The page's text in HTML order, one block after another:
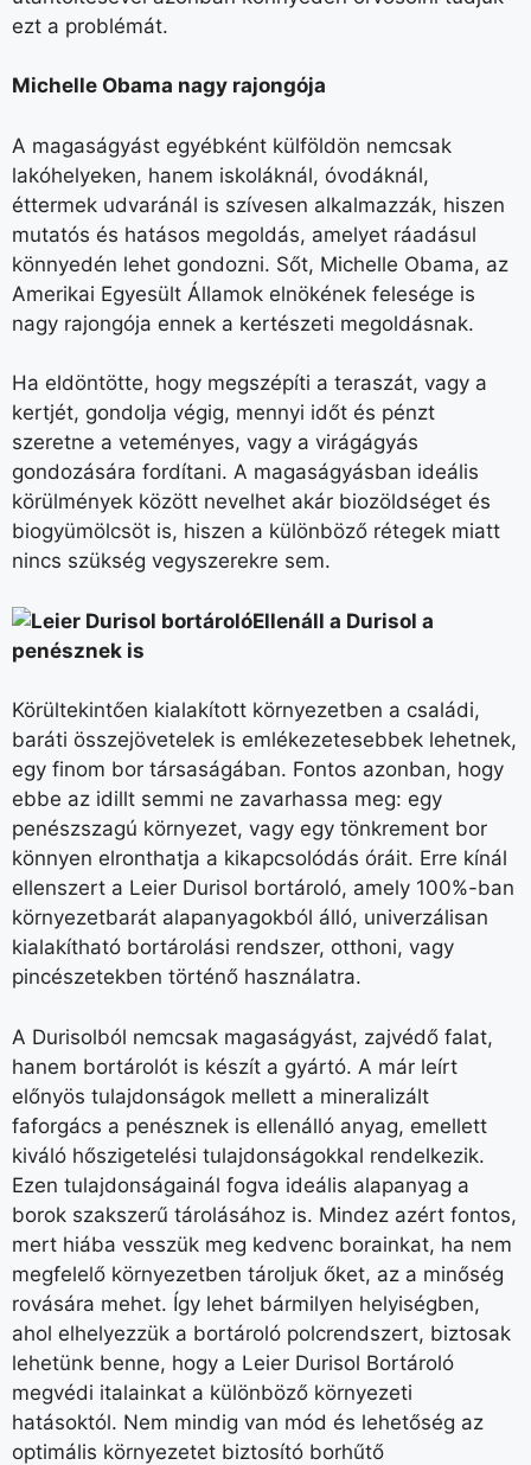
ezt a problémát.
Michelle Obama nagy rajongója
A magaságyást egyébként külföldön nemcsak
lakóhelyeken, hanem iskoláknál, óvodáknál,
éttermek udvaránál is szívesen alkalmazzák, hiszen
mutatós és hatásos megoldás, amelyet ráadásul
könnyedén lehet gondozni. Sőt, Michelle Obama, az
Amerikai Egyesült Államok elnökének felesége is
nagy rajongója ennek a kertészeti megoldásnak.
Ha eldöntötte, hogy megszépíti a teraszát, vagy a
kertjét, gondolja végig, mennyi időt és pénzt
szeretne a veteményes, vagy a virágágyás
gondozására fordítani. A magaságyásban ideális
körülmények között nevelhet akár biozöldséget és
biogyümölcsöt is, hiszen a különböző rétegek miatt
nincs szükség vegyszerekre sem.
Ellenáll a Durisol a
penésznek is
Körültekintően kialakított környezetben a családi,
baráti összejövetelek is emlékezetesebbek lehetnek,
egy finom bor társaságában. Fontos azonban, hogy
ebbe az idillt semmi ne zavarhassa meg: egy
penészszagú környezet, vagy egy tönkrement bor
könnyen elronthatja a kikapcsolódás óráit. Erre kínál
ellenszert a Leier Durisol bortároló, amely 100%-ban
környezetbarát alapanyagokból álló, univerzálisan
kialakítható bortárolási rendszer, otthoni, vagy
pincészetekben történő használatra.
A Durisolból nemcsak magaságyást, zajvédő falat,
hanem bortárolót is készít a gyártó. A már leírt
előnyös tulajdonságok mellett a mineralizált
faforgács a penésznek is ellenálló anyag, emellett
kiváló hőszigetelési tulajdonságokkal rendelkezik.
Ezen tulajdonságainál fogva ideális alapanyag a
borok szakszerű tárolásához is. Mindez azért fontos,
mert hiába vesszük meg kedvenc borainkat, ha nem
megfelelő környezetben tároljuk őket, az a minőség
rovására mehet. Így lehet bármilyen helyiségben,
ahol elhelyezzük a bortároló polcrendszert, biztosak
lehetünk benne, hogy a Leier Durisol Bortároló
megvédi italainkat a különböző környezeti
hatásoktól. Nem mindig van mód és lehetőség az
optimális környezetet biztosító borhűtő